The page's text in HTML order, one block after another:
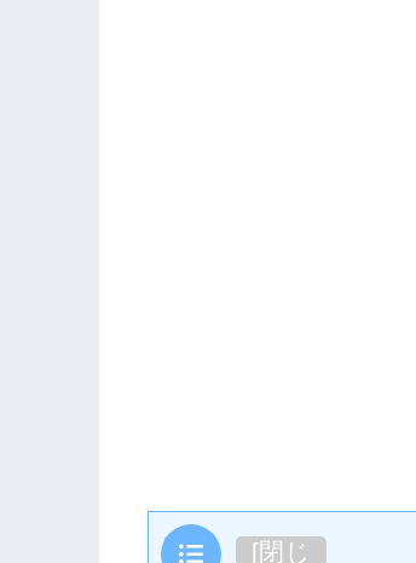
目次 [閉じ